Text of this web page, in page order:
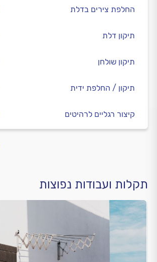
החלפת צירים בדלת
תיקון דלת
תיקון שולחן
תיקון / החלפת ידית
קיצור רגליים לרהיטים
תקלות ועבודות נפוצות